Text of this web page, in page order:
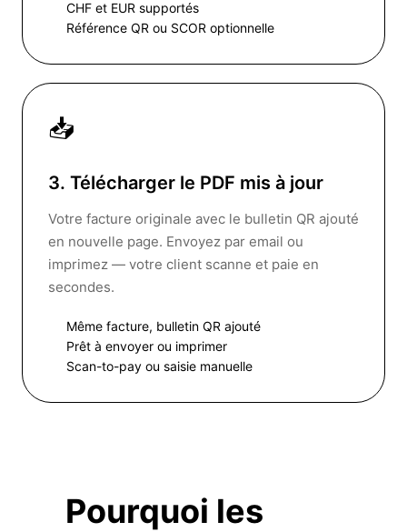
CHF et EUR supportés
Référence QR ou SCOR optionnelle
📥
3. Télécharger le PDF mis à jour
Votre facture originale avec le bulletin QR ajouté
en nouvelle page. Envoyez par email ou
imprimez — votre client scanne et paie en
secondes.
Même facture, bulletin QR ajouté
Prêt à envoyer ou imprimer
Scan-to-pay ou saisie manuelle
Pourquoi les